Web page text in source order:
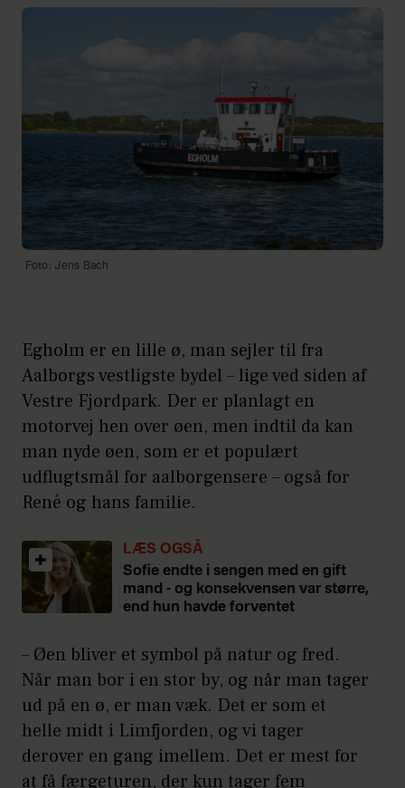
Foto: Jens Bach
Egholm er en lille ø, man sejler til fra
Aalborgs vestligste bydel – lige ved siden af
Vestre Fjordpark. Der er planlagt en
motorvej hen over øen, men indtil da kan
man nyde øen, som er et populært
udflugtsmål for aalborgensere – også for
René og hans familie.
LÆS OGSÅ
Sofie endte i sengen med en gift
mand - og konsekvensen var større,
end hun havde forventet
– Øen bliver et symbol på natur og fred.
Når man bor i en stor by, og når man tager
ud på en ø, er man væk. Det er som et
helle midt i Limfjorden, og vi tager
derover en gang imellem. Det er mest for
at få færgeturen, der kun tager fem